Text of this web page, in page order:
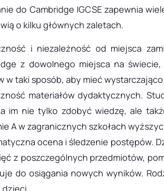
do Cambridge IGCSE zapewnia
o kilku głównych zaletach.
i niezależność od miejsca
z dowolnego miejsca na
w taki sposób, aby mieć
materiałów dydaktycznych.
im nie tylko zdobyć wiedzę, ale
A w zagranicznych szkołach
ocena i śledzenie postępów.
z poszczególnych przedmiotów,
do osiągania nowych wyników.
dzieci.